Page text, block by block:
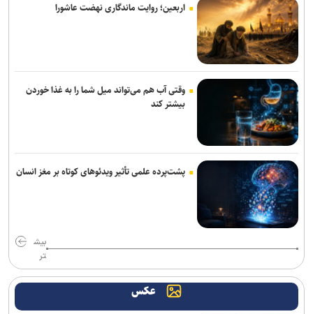
اربعین؛ روایت ماندگاری نهضت عاشورا
وقتی آب هم می‌تواند میل شما را به غذا خوردن
بیشتر کند
پشت‌پرده علمی تأثیر ویدئو‌های کوتاه بر مغز انسان
بیش
تر
عکس